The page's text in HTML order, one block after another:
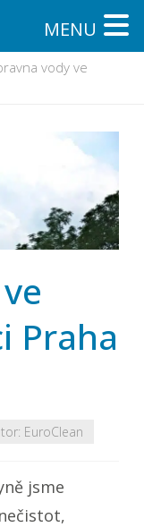
MENU
vody ve
Praha
EuroClean
jsme